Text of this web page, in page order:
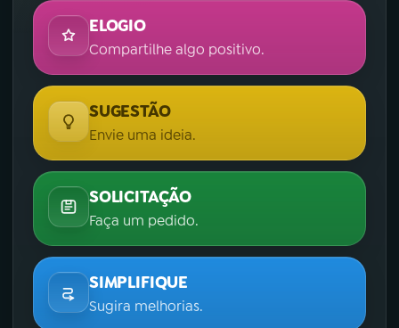
ELOGIO
Compartilhe algo positivo.
SUGESTÃO
Envie uma ideia.
SOLICITAÇÃO
Faça um pedido.
SIMPLIFIQUE
Sugira melhorias.